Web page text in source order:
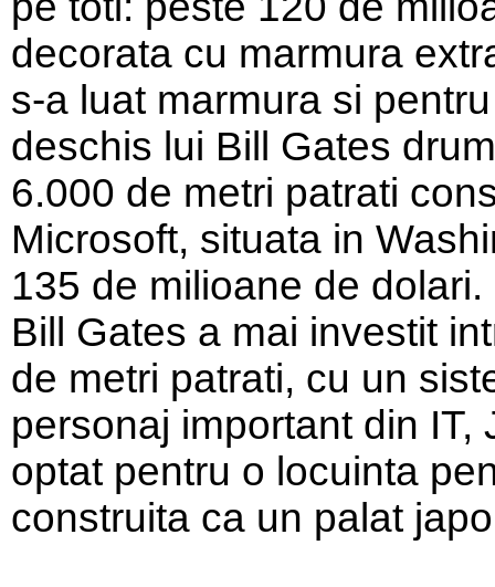
decorata cu marmura
s-a luat marmura si
deschis lui Bill Gates
6.000 de metri patrati
Microsoft, situata in
135 de milioane de
Bill Gates a mai investit
de metri patrati, cu un
personaj important din
optat pentru o locuinta
construita ca un palat